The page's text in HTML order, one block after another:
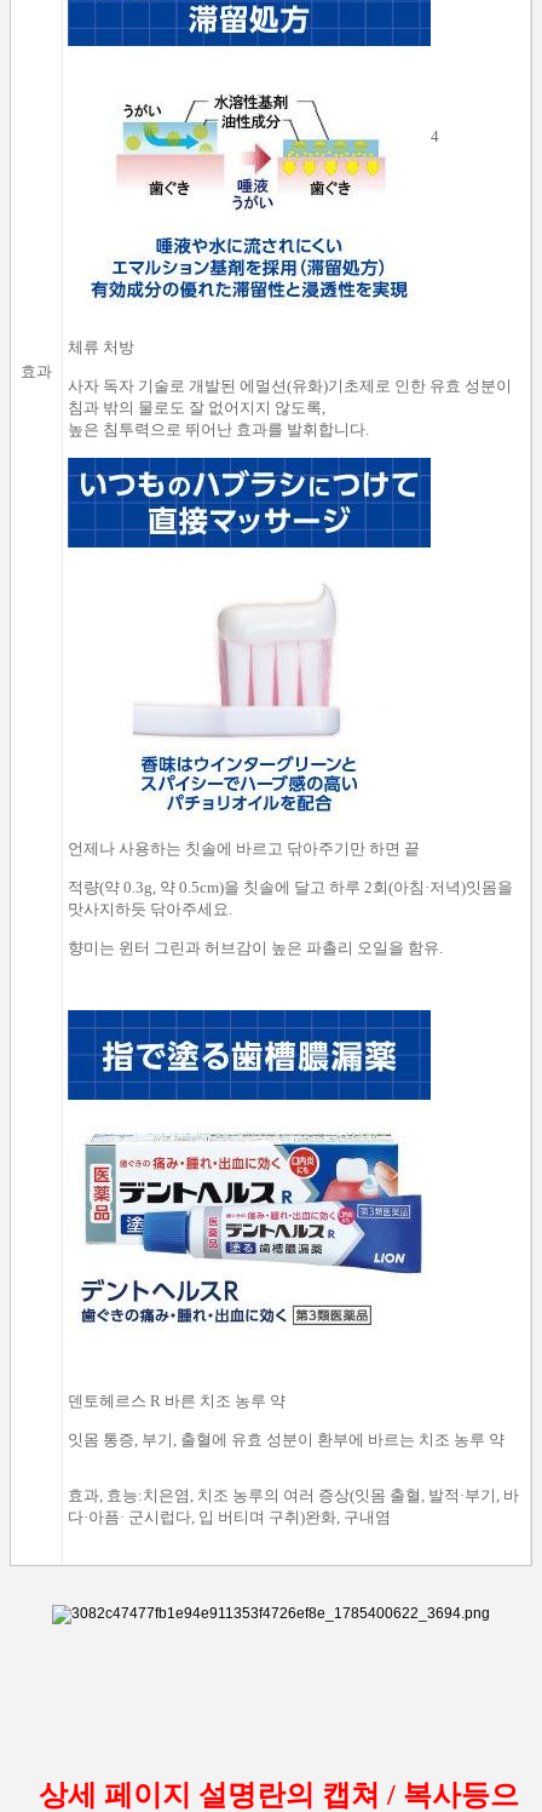
효과
4
체류 처방
사자 독자 기술로 개발된 에멀션(유화)기초제로 인한 유효 성분이
침과 밖의 물로도 잘 없어지지 않도록,
높은 침투력으로 뛰어난 효과를 발휘합니다.
언제나 사용하는 칫솔에 바르고 닦아주기만 하면 끝
적량(약 0.3g, 약 0.5cm)을 칫솔에 달고 하루 2회(아침 ·저녁)잇몸을
맛사지하듯 닦아주세요.
향미 는 윈터 그린과 허브감이 높은 파촐리 오일을 함유.
덴토헤르스 R 바른 치조 농루 약
잇몸 통증, 부기 , 출혈에 유효 성분이 환부에 바르는 치조 농루 약
효과, 효능:치은염 , 치조 농루의 여러 증상(잇몸 출혈 , 발적 ·부기 , 바
다·아픔· 군시럽다, 입 버티 며 구취)완화, 구내염
상세 페이지 설명란의 캡쳐 / 복사등으